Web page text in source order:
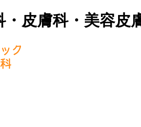
皮膚科・美容皮